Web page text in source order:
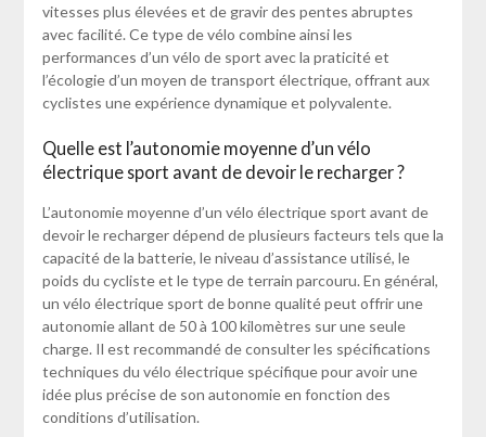
vitesses plus élevées et de gravir des pentes abruptes
avec facilité. Ce type de vélo combine ainsi les
performances d’un vélo de sport avec la praticité et
l’écologie d’un moyen de transport électrique, offrant aux
cyclistes une expérience dynamique et polyvalente.
Quelle est l’autonomie moyenne d’un vélo
électrique sport avant de devoir le recharger ?
L’autonomie moyenne d’un vélo électrique sport avant de
devoir le recharger dépend de plusieurs facteurs tels que la
capacité de la batterie, le niveau d’assistance utilisé, le
poids du cycliste et le type de terrain parcouru. En général,
un vélo électrique sport de bonne qualité peut offrir une
autonomie allant de 50 à 100 kilomètres sur une seule
charge. Il est recommandé de consulter les spécifications
techniques du vélo électrique spécifique pour avoir une
idée plus précise de son autonomie en fonction des
conditions d’utilisation.